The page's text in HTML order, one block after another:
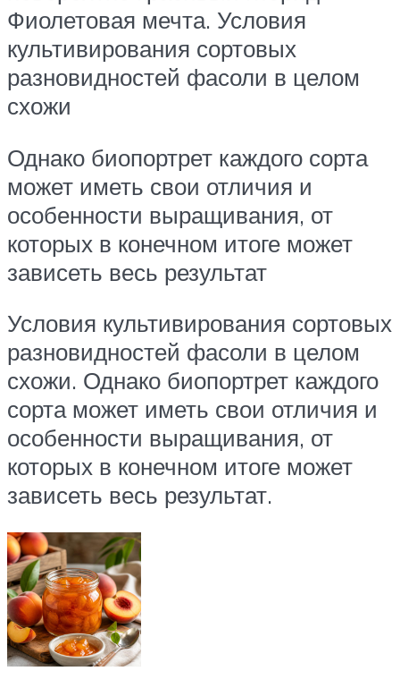
Фиолетовая мечта. Условия
культивирования сортовых
разновидностей фасоли в целом
схожи
Однако биопортрет каждого сорта
может иметь свои отличия и
особенности выращивания, от
которых в конечном итоге может
зависеть весь результат
Условия культивирования сортовых
разновидностей фасоли в целом
схожи. Однако биопортрет каждого
сорта может иметь свои отличия и
особенности выращивания, от
которых в конечном итоге может
зависеть весь результат.